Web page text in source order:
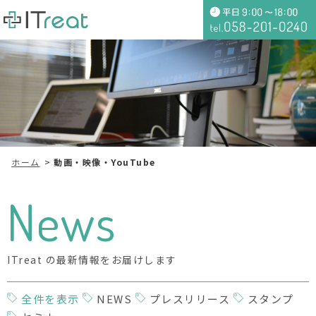
ホーム 動画・映像・YouTube
News
ITreat の最新情報をお届けします
全件を表示 NEWS プレスリリース
スタンプ